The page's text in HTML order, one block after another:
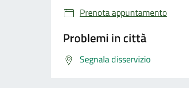
Prenota appuntamento
Problemi in città
Segnala disservizio